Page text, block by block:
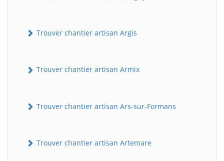
Trouver chantier artisan Argis
Trouver chantier artisan Armix
Trouver chantier artisan Ars-sur-Formans
Trouver chantier artisan Artemare